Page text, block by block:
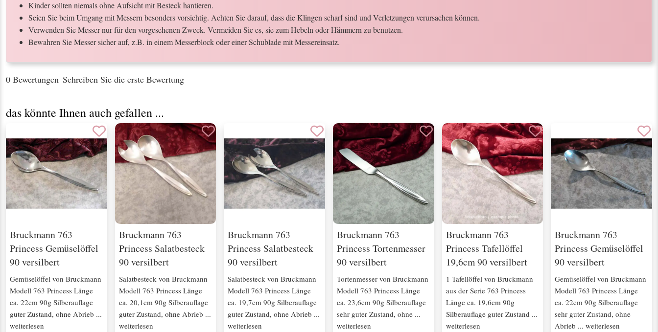
Kinder sollten niemals ohne Aufsicht mit Besteck hantieren.
Seien Sie beim Umgang mit Messern besonders vorsichtig. Achten Sie darauf, dass die Klingen scharf sind und Verletzungen verursachen können.
Verwenden Sie Messer nur für den vorgesehenen Zweck. Vermeiden Sie es, sie zum Hebeln oder Hämmern zu benutzen.
Bewahren Sie Messer sicher auf, z.B. in einem Messerblock oder einer Schublade mit Messereinsatz.
0 Bewertungen Schreiben Sie die erste Bewertung
das könnte Ihnen auch gefallen ...
Bruckmann 763
Princess Gemüselöffel
90 versilbert
Gemüselöffel von Bruckmann
Modell 763 Princess Länge
ca. 22cm 90g Silberauflage
guter Zustand, ohne Abrieb ...
weiterlesen
Bruckmann 763
Princess Salatbesteck
90 versilbert
Salatbesteck von Bruckmann
Modell 763 Princess Länge
ca. 20,1cm 90g Silberauflage
guter Zustand, ohne Abrieb ...
weiterlesen
Bruckmann 763
Princess Salatbesteck
90 versilbert
Salatbesteck von Bruckmann
Modell 763 Princess Länge
ca. 19,7cm 90g Silberauflage
guter Zustand, ohne Abrieb ...
weiterlesen
Bruckmann 763
Princess Tortenmesser
90 versilbert
Tortenmesser von Bruckmann
Modell 763 Princess Länge
ca. 23,6cm 90g Silberauflage
sehr guter Zustand, ohne ...
weiterlesen
Bruckmann 763
Princess Tafellöffel
19,6cm 90 versilbert
1 Tafellöffel von Bruckmann
aus der Serie 763 Princess
Länge ca. 19,6cm 90g
Silberauflage guter Zustand ...
weiterlesen
Bruckmann 763
Princess Gemüselöffel
90 versilbert
Gemüselöffel von Bruckmann
Modell 763 Princess Länge
ca. 22cm 90g Silberauflage
sehr guter Zustand, ohne
Abrieb ... weiterlesen